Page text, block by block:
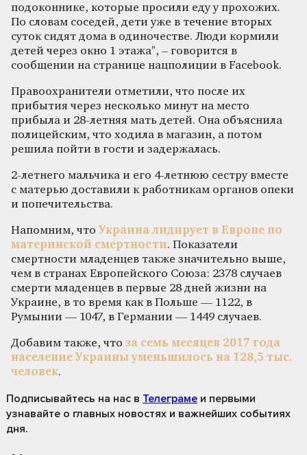
подоконнике, которые просили еду у прохожих.
По словам соседей, дети уже в течение вторых
суток сидят дома в одиночестве. Люди кормили
детей через окно 1 этажа", – говорится в
сообщении на странице нацполиции в Facebook.
Правоохранители отметили, что после их
прибытия через несколько минут на место
прибыла и 28-летняя мать детей. Она объяснила
полицейским, что ходила в магазин, а потом
решила пойти в гости и задержалась.
2-летнего мальчика и его 4-летнюю сестру вместе
с матерью доставили к работникам органов опеки
и попечительства.
Напомним, что Украина лидирует в Европе по
материнской смертности. Показатели
смертности младенцев также значительно выше,
чем в странах Европейского Союза: 2378 случаев
смерти младенцев в первые 28 дней жизни на
Украине, в то время как в Польше — 1122, в
Румынии — 1047, в Германии — 1449 случаев.
Добавим также, что за семь месяцев 2017 года
население Украины уменьшилось на 128,5 тыс.
человек.
Подписывайтесь на нас в Телеграме и первыми
узнавайте о главных новостях и важнейших событиях
дня.